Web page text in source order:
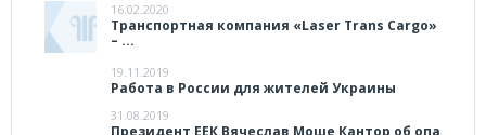
16.02.2020
Транспортная компания «Laser Trans Cargo»
– ...
19.11.2019
Работа в России для жителей Украины
31.08.2019
Президент ЕЕК Вячеслав Моше Кантор об опа